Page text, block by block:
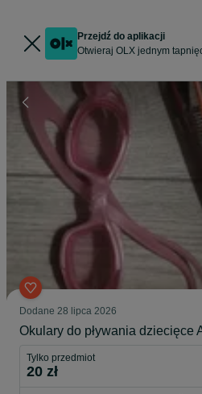
Przejdź do aplikacji
Otwieraj OLX jednym
Dodane 28 lipca 2026
Okulary do pływania dziecięce
Tylko przedmiot
20 zł